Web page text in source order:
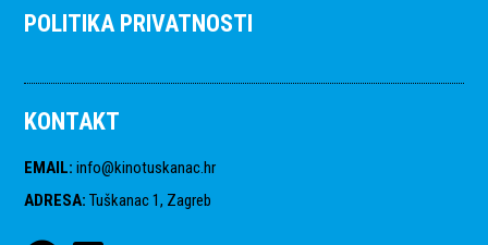
POLITIKA PRIVATNOSTI
KONTAKT
EMAIL: info@kinotuskanac.hr
ADRESA: Tuškanac 1, Zagreb